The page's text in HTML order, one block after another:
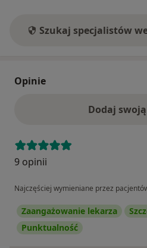
Szukaj specjalistów
Opinie
Dodaj
9 opinii
Najczęściej wymieniane przez
Zaangażowanie lekarza
Punktualność